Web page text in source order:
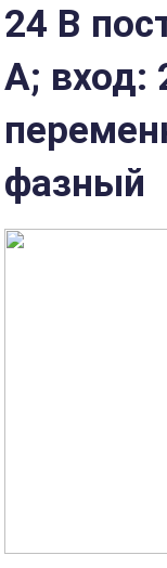
24 В
А; вход:
фазный